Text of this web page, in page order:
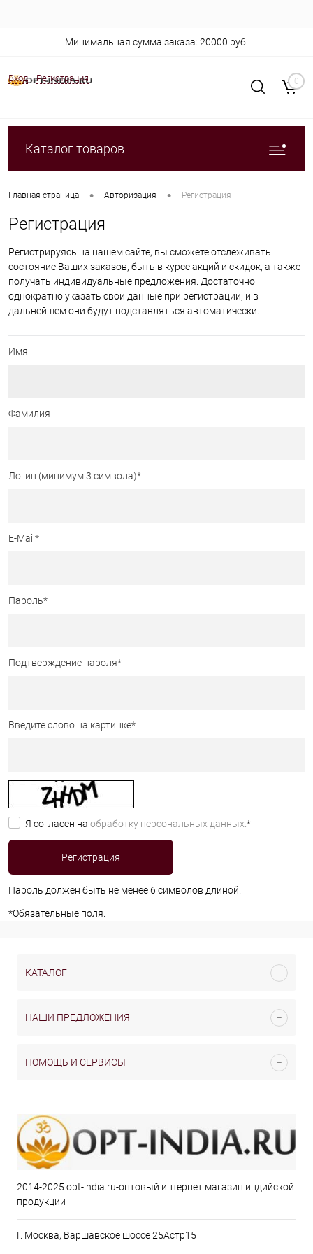
Вход Регистрация
Минимальная сумма заказа: 20000 руб.
0
Каталог товаров
Главная страница • Авторизация • Регистрация
Регистрация
Регистрируясь на нашем сайте, вы сможете отслеживать
состояние Ваших заказов, быть в курсе акций и скидок, а также
получать индивидуальные предложения. Достаточно
однократно указать свои данные при регистрации, и в
дальнейшем они будут подставляться автоматически.
Имя
Фамилия
Логин (минимум 3 символа)*
E-Mail *
Пароль*
Подтверждение пароля*
Введите слово на картинке*
Я согласен на обработку персональных данных. *
Пароль должен быть не менее 6 символов длиной.
*Обязательные поля.
КАТАЛОГ
НАШИ ПРЕДЛОЖЕНИЯ
ПОМОЩЬ И СЕРВИСЫ
2014-2025 opt-india.ru-оптовый интернет магазин индийской
продукции
Г. Москва, Варшавское шоссе 25Астр15